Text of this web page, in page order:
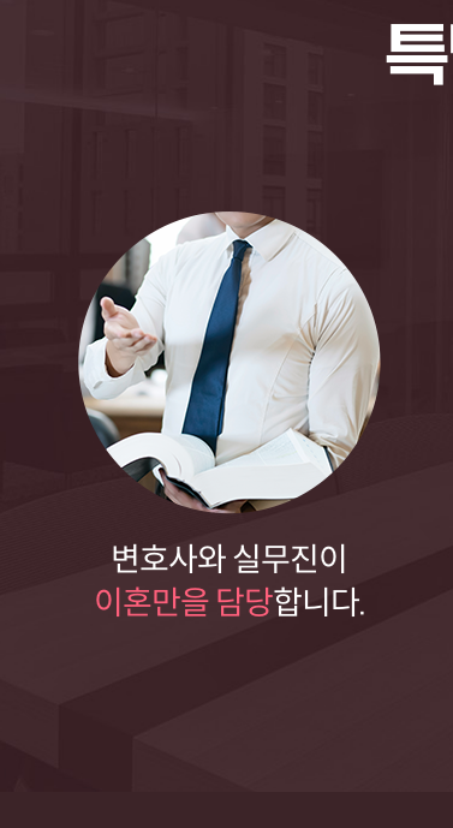
변호사와 실무진이
이혼만을 담당합니다.